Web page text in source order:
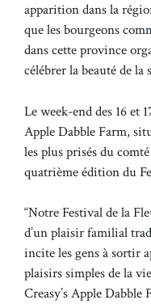
apparition dans la
que les bourgeons
dans cette province
célébrer la beauté de la
Le week-end des 16 et
Apple Dabble Farm,
les plus prisés du
quatrième édition du
“Notre Festival de la
d’un plaisir familial
incite les gens à sortir
plaisirs simples de la
Creasy’s Apple